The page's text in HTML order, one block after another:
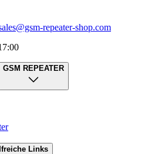
repeater-shop.com
GSM REPEATER
Links